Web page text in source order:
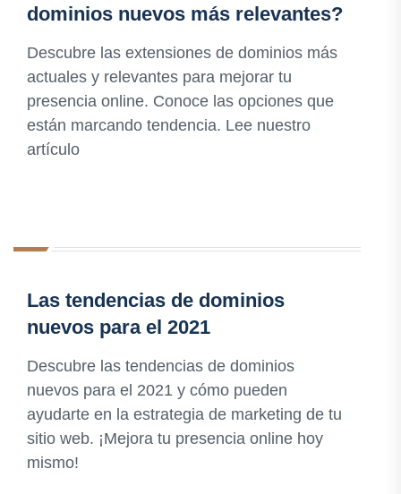
dominios nuevos más relevantes?
Descubre las extensiones de dominios más
actuales y relevantes para mejorar tu
presencia online. Conoce las opciones que
están marcando tendencia. Lee nuestro
artículo
Las tendencias de dominios
nuevos para el 2021
Descubre las tendencias de dominios
nuevos para el 2021 y cómo pueden
ayudarte en la estrategia de marketing de tu
sitio web. ¡Mejora tu presencia online hoy
mismo!